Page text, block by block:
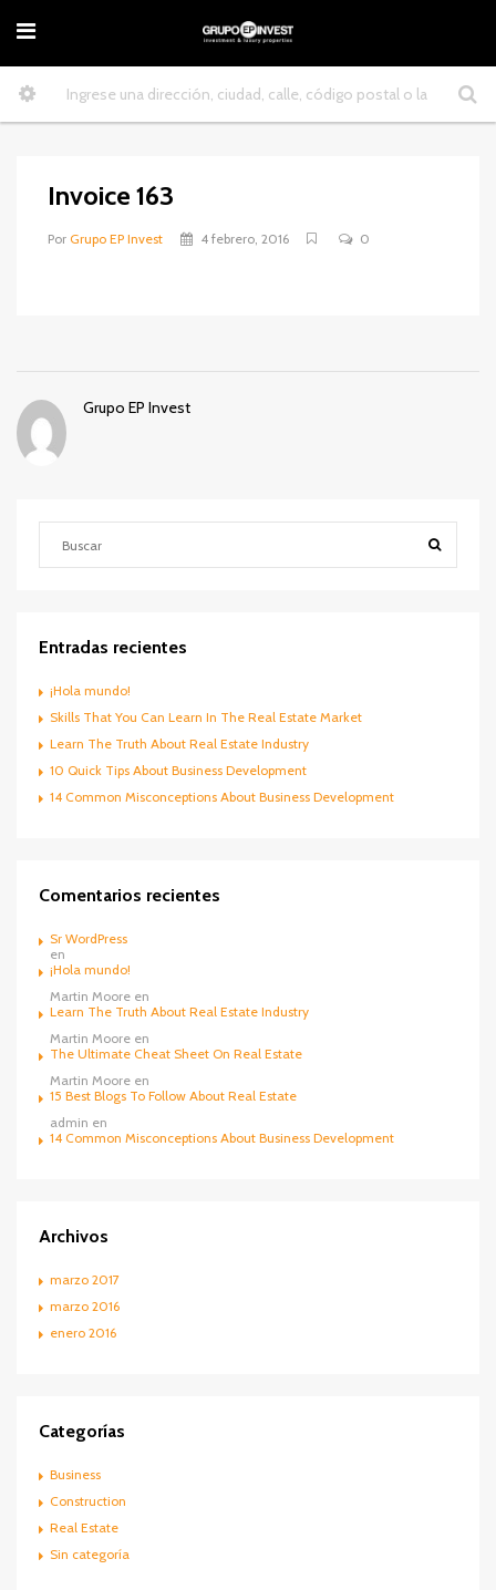
Invoice 163
Por Grupo EP Invest 4 febrero, 2016 0
Grupo EP Invest
Entradas recientes
¡Hola mundo!
Skills That You Can Learn In The Real Estate Market
Learn The Truth About Real Estate Industry
10 Quick Tips About Business Development
14 Common Misconceptions About Business Development
Comentarios recientes
Sr WordPress
en
¡Hola mundo!
Martin Moore en
Learn The Truth About Real Estate Industry
Martin Moore en
The Ultimate Cheat Sheet On Real Estate
Martin Moore en
15 Best Blogs To Follow About Real Estate
admin en
14 Common Misconceptions About Business Development
Archivos
marzo 2017
marzo 2016
enero 2016
Categorías
Business
Construction
Real Estate
Sin categoría